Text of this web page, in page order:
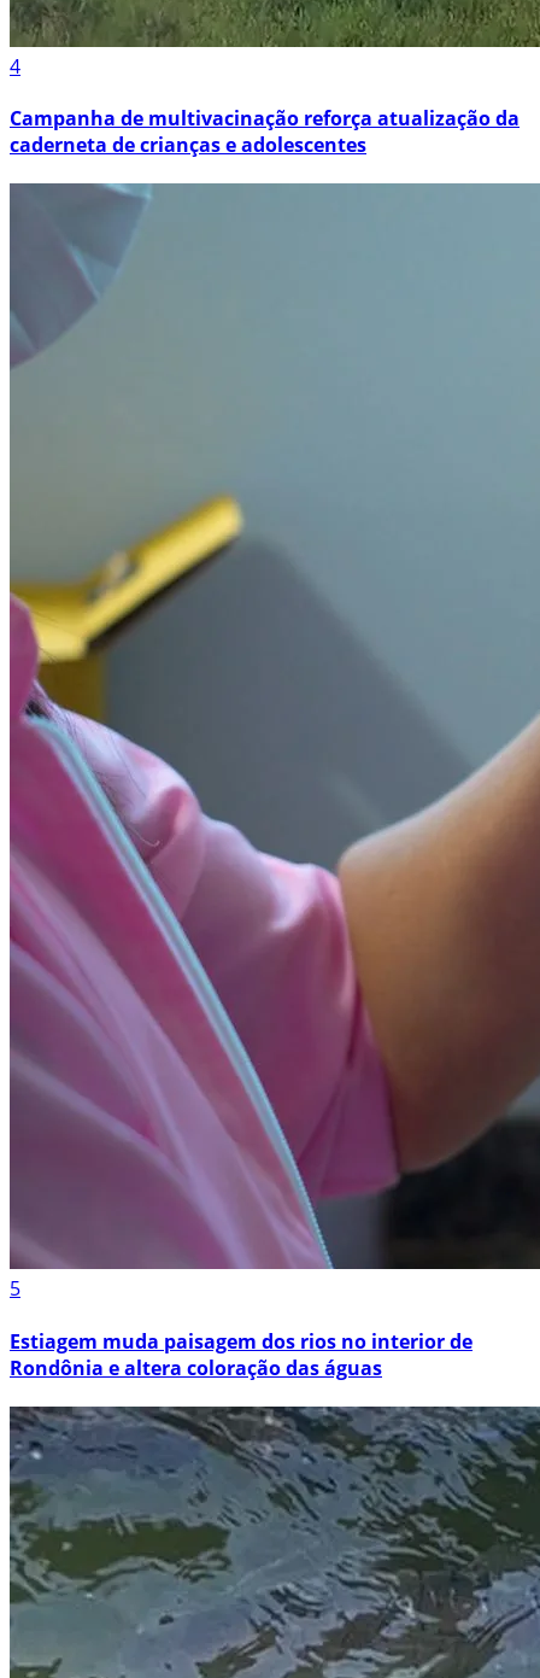
4
Campanha de multivacinação reforça atualização da
caderneta de crianças e adolescentes
5
Estiagem muda paisagem dos rios no interior de
Rondônia e altera coloração das águas